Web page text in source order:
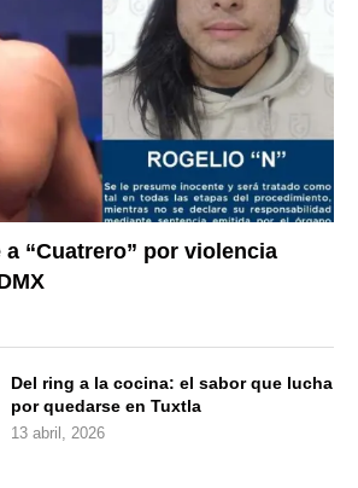
“Cuatrero” por violencia
Del ring a la cocina: el sabor que lucha
por quedarse en Tuxtla
13 abril, 2026